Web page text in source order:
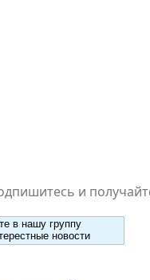
и
в нашу группу
новости